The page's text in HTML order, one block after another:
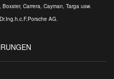
Carrera, Cayman, Targa usw.
AG.